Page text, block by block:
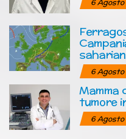
6 Agosto
6 Agosto
Mamma
tumore
6 Agosto